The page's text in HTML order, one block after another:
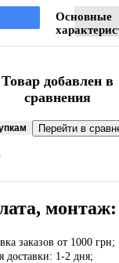
Основные
монтаж:
заказов от 1000 грн;
доставки: 1-2 дня;
Товар добавлен в
сравнения
Перейти в